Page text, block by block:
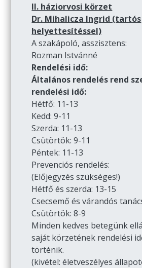
II. háziorvosi körzet
Dr. Mihalicza Ingrid (tartós
helyettesítéssel)
A szakápoló, asszisztens:
Rozman Istvánné
Rendelési idő:
Általános rendelés rend
rendelési idő:
Hétfő: 11-13
Kedd: 9-11
Szerda: 11-13
Csütörtök: 9-11
Péntek: 11-13
Prevenciós rendelés:
(Előjegyzés szükséges!)
Hétfő és szerda: 13-15
Csecsemő és várandós
Csütörtök: 8-9
Minden kedves betegünk
saját körzetének rendelési
történik.
(kivétel: életveszélyes